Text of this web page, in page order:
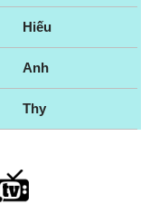
Hiếu
Anh
Thy